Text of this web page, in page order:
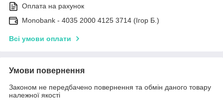
Оплата на рахунок
Monobank - 4035 2000 4125 3714 (Ігор Б.)
Всі умови оплати
Умови повернення
Законом не передбачено повернення та обмін даного товару
належної якості